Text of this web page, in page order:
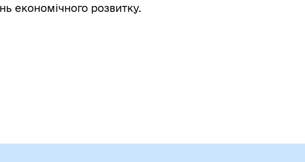
економічного розвитку.